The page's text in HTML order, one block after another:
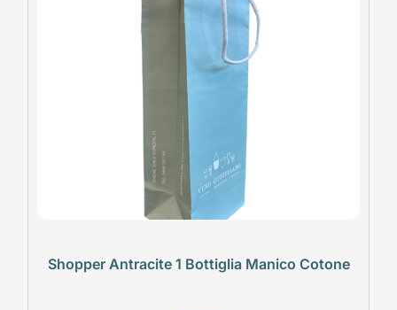
Shopper Antracite 1 Bottiglia Manico Cotone